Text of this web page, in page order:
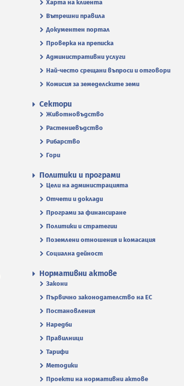
Харта на клиента
Вътрешни правила
Документен портал
Проверка на преписка
Административни услуги
Най-често срещани въпроси и отговори
Комисия за земеделските земи
Сектори
Животновъдство
Растениевъдство
Рибарство
Гори
Политики и програми
Цели на администрацията
Отчети и доклади
Програми за финансиране
Политики и стратегии
Поземлени отношения и комасация
Социална дейност
Нормативни актове
Закони
Първично законодателство на ЕС
Постановления
Наредби
Правилници
Тарифи
Методики
Проекти на нормативни актове